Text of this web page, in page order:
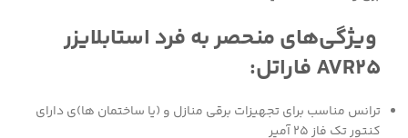
ویژگی‌های منحصر به فرد استابلایزر
AVR25 فاراتل:
ترانس مناسب برای تجهیزات برقی منازل و (یا ساختمان ها)ی دارای
کنتور تک فاز ۲۵ آمپر